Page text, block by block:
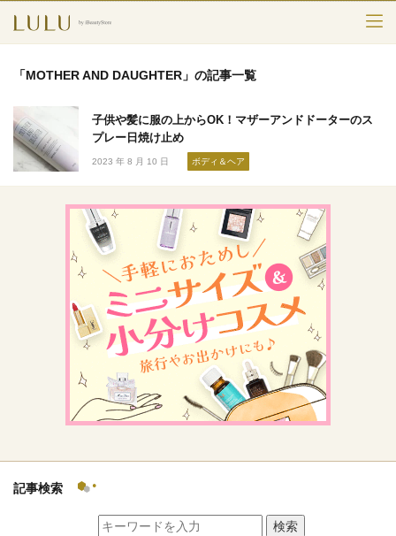
スキンケア
メークアップ
エイジングケア
フレグランス
ボディ＆ヘア
ライフスタイル
検索
「MOTHER AND DAUGHTER」の記事一覧
子供や髪に服の上からOK！マザーアンドドーターのス
プレー日焼け止め
2023 年 8 月 10 日 ボディ＆ヘア
記事検索
検索